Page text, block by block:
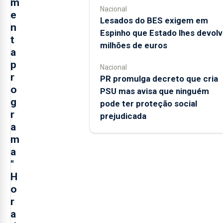
m
e
n
t
a
p
r
o
g
r
a
m
a
"
H
o
r
a
Nacional
Lesados do BES exigem em
Espinho que Estado lhes
milhões de euros
Nacional
PR promulga decreto que cria
PSU mas avisa que ninguém
pode ter proteção social
prejudicada